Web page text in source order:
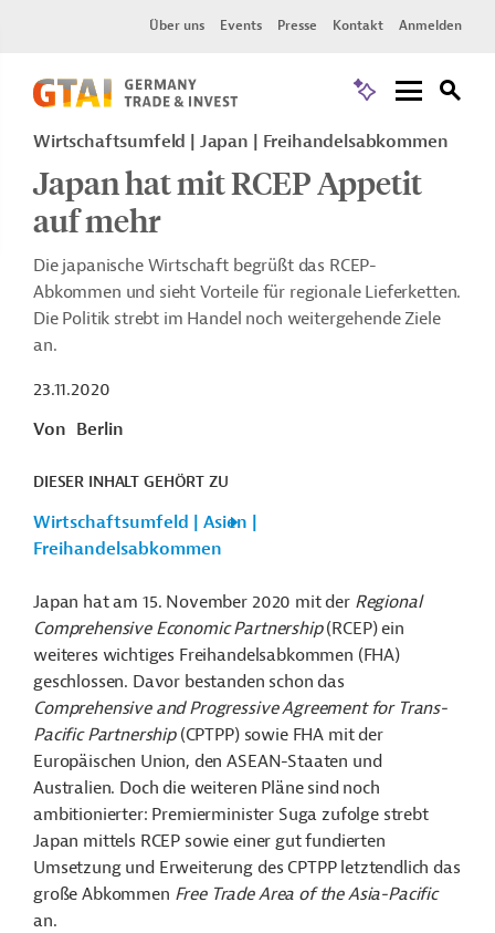
Über uns Events Presse Kontakt Anmelden
Wirtschaftsumfeld | Japan | Freihandelsabkommen
Japan hat mit RCEP Appetit
auf mehr
Die japanische Wirtschaft begrüßt das RCEP-
Abkommen und sieht Vorteile für regionale Lieferketten.
Die Politik strebt im Handel noch weitergehende Ziele
an.
23.11.2020
Von Berlin
DIESER INHALT GEHÖRT ZU
Wirtschaftsumfeld | Asien |
Freihandelsabkommen
Japan hat am 15. November 2020 mit der Regional
Comprehensive Economic Partnership(RCEP) ein
weiteres wichtiges Freihandelsabkommen (FHA)
geschlossen. Davor bestanden schon das
Comprehensive and Progressive Agreement for Trans-
Pacific Partnership(CPTPP) sowie FHA mit der
Europäischen Union, den ASEAN-Staaten und
Australien. Doch die weiteren Pläne sind noch
ambitionierter: Premierminister Suga zufolge strebt
Japan mittels RCEP sowie einer gut fundierten
Umsetzung und Erweiterung des CPTPP letztendlich das
große Abkommen Free Trade Area of the Asia-Pacific
an.